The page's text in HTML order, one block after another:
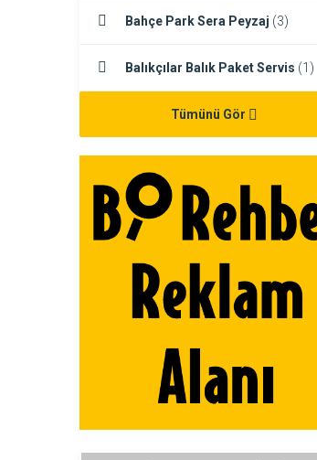
Bahçe Park Sera Peyzaj (3)
Balıkçılar Balık Paket Servis (1)
Tümünü Gör